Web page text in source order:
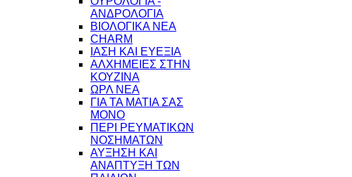
ΑΝΔΡΟΛΟΓΙΑ
ΒΙΟΛΟΓΙΚΑ ΝΕΑ
CHARM
ΙΑΣΗ ΚΑΙ ΕΥΕΞΙΑ
ΑΛΧΗΜΕΙΕΣ ΣΤΗΝ
ΚΟΥΖΙΝΑ
ΩΡΛ ΝEA
ΓΙΑ ΤΑ ΜΑΤΙΑ ΣΑΣ
ΜΟΝΟ
ΠΕΡΙ ΡΕΥΜΑΤΙΚΩΝ
ΝΟΣΗΜΑΤΩΝ
ΑΥΞΗΣΗ ΚΑΙ
ΑΝΑΠΤΥΞΗ ΤΩΝ